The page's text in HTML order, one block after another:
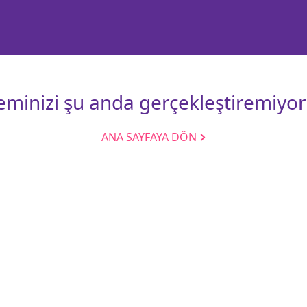
şu anda
ANA SAYFAYA DÖN